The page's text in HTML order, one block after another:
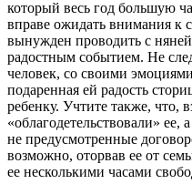
который весь год большую
вправе ожидать внимания к
вынужден проводить с
радостным событием. Не
человек, со своими
подаренная ей радость
ребенку. Учтите также, что,
«облагодетельствовали» ее,
не предусмотренные
возможно, оторвав ее от
ее несколькими часами